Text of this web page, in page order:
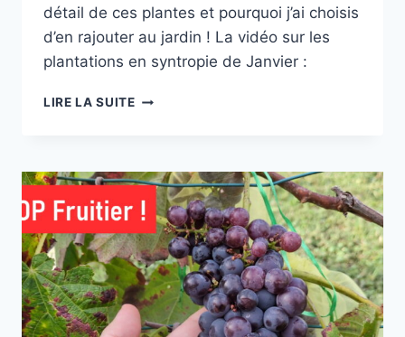
détail de ces plantes et pourquoi j’ai choisis
d’en rajouter au jardin ! La vidéo sur les
plantations en syntropie de Janvier :
LIRE LA SUITEPLANTATIONS
JANVIER
FRAMBOISIERS,
FIGUIERS,
KIWAÏS…